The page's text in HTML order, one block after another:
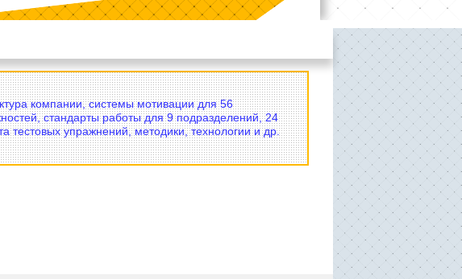
компании, системы мотивации для 56
стандарты работы для 9 подразделений, 24
тестовых упражнений, методики, технологии и др.